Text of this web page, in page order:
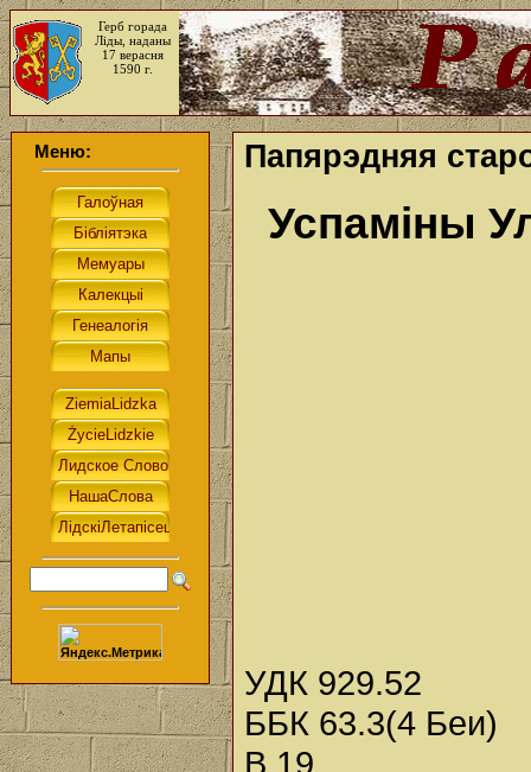
Герб горада
Ліды, наданы
17 верасня
1590 г.
Меню: Папярэдняя
Успаміны
УДК 929.52
ББК 63.3(4 Беи)
В 19